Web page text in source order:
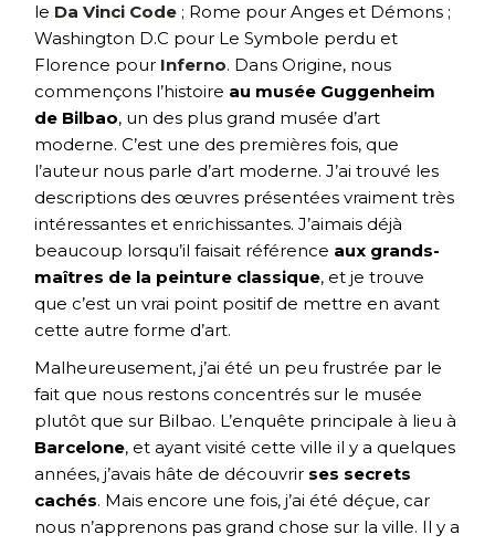
le Da Vinci Code ; Rome pour Anges et Démons ;
Washington D.C pour Le Symbole perdu et
Florence pour Inferno. Dans Origine, nous
commençons l’histoire au musée Guggenheim
de Bilbao, un des plus grand musée d’art
moderne. C’est une des premières fois, que
l’auteur nous parle d’art moderne. J’ai trouvé les
descriptions des œuvres présentées vraiment très
intéressantes et enrichissantes. J’aimais déjà
beaucoup lorsqu’il faisait référence aux grands-
maîtres de la peinture classique, et je trouve
que c’est un vrai point positif de mettre en avant
cette autre forme d’art.
Malheureusement, j’ai été un peu frustrée par le
fait que nous restons concentrés sur le musée
plutôt que sur Bilbao. L’enquête principale à lieu à
Barcelone, et ayant visité cette ville il y a quelques
années, j’avais hâte de découvrir ses secrets
cachés. Mais encore une fois, j’ai été déçue, car
nous n’apprenons pas grand chose sur la ville. Il y a